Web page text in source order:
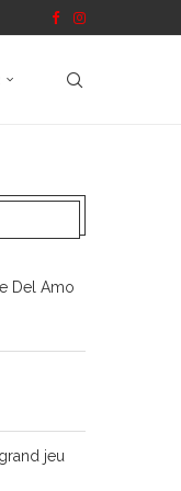
Del Amo
jeu